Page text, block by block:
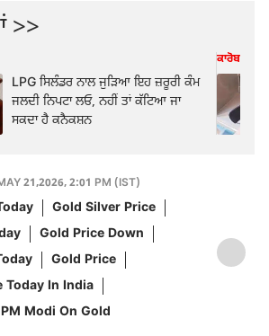
>>
LPG ਸਿਲੰਡਰ ਨਾਲ ਜੁੜਿਆ ਇਹ ਜ਼ਰੂਰੀ ਕੰਮ
ਜਲਦੀ ਨਿਪਟਾ ਲਓ, ਨਹੀਂ ਤਾਂ ਕੱਟਿਆ ਜਾ
ਸਕਦਾ ਹੈ ਕਨੈਕਸ਼ਨ
ਕਾਰੋਬਾਰ
21,2026, 2:01 PM (IST)
Gold Silver Price
Gold Price Down
Gold Price
Today In India
PM Modi On Gold